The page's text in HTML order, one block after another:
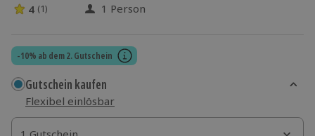
4 Sterne von 5 aus 1 Bewertungen
4 (1) 1 Person
-10% ab dem 2. Gutschein
Gutschein kaufen
Flexibel einlösbar
1 Gutschein